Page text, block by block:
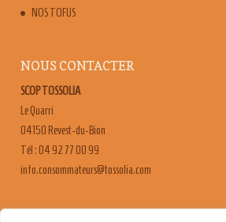
NOS TOFUS
NOUS CONTACTER
SCOP TOSSOLIA
Le Quarri
04150 Revest-du-Bion
Tél : 04 92 77 00 99
moc.ailossot@sruetammosnoc.ofni